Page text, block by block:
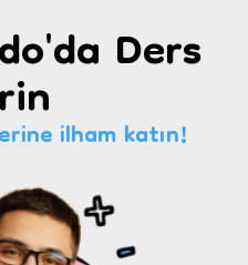
Ders
ilham katın!